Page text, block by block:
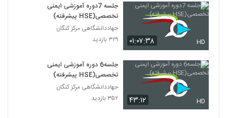
۰۱:۰۷:۳۸ HD
جلسه 7دوره آموزشی ایمنی
تخصصی(HSE پیشرفته)
جهاددانشگاهی مرکز کنگان
۳۲۹ بازدید
۴۳:۱۲ HD
جلسه6 دوره آموزشی ایمنی
تخصصی(HSE پیشرفته)
جهاددانشگاهی مرکز کنگان
۳۵۲ بازدید